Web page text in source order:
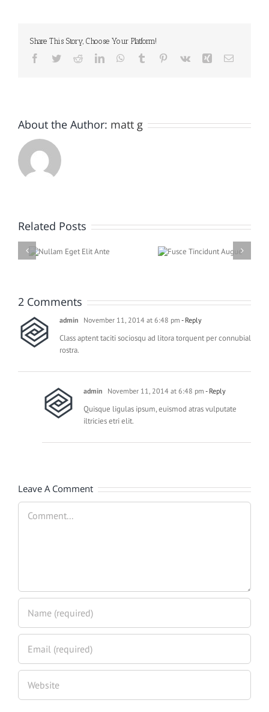
Share This Story, Choose Your Platform!
Facebook
TwitterRedditLinkedInWhatsApp
Tumblr Pinterest
Vk Xing Email
About the Author: matt g
Related Posts
2 Comments
admin November 11, 2014 at 6:48 pm - Reply
Class aptent taciti sociosqu ad litora torquent per connubial
rostra.
admin November 11, 2014 at 6:48 pm - Reply
Quisque ligulas ipsum, euismod atras vulputate
iltricies etri elit.
Leave A Comment
Comment